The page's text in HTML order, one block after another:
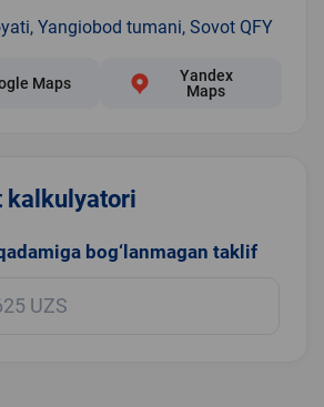
Yangiobod tumani, Sovot QFY
Maps
Yandex
Maps
kalkulyatori
bog‘lanmagan taklif